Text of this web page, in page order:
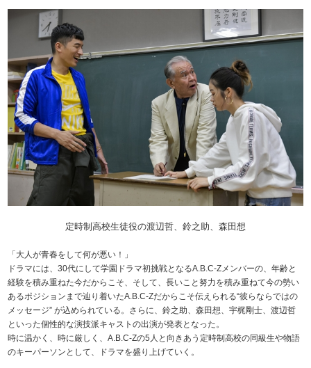
定時制高校生徒役の渡辺哲、鈴之助、森田想
「大人が青春をして何が悪い！」
ドラマには、30代にして学園ドラマ初挑戦となるA.B.C-Zメンバーの、年齢と
経験を積み重ねた今だからこそ、そして、長いこと努力を積み重ねて今の勢い
あるポジションまで辿り着いたA.B.C-Zだからこそ伝えられる“彼らならではの
メッセージ” が込められている。 さらに、鈴之助、森田想、宇梶剛士、渡辺哲
といった個性的な演技派キャストの出演が発表となった。
時に温かく、時に厳しく、A.B.C-Zの5人と向きあう定時制高校の同級生や物語
のキーパーソンとして、ドラマを盛り上げていく。